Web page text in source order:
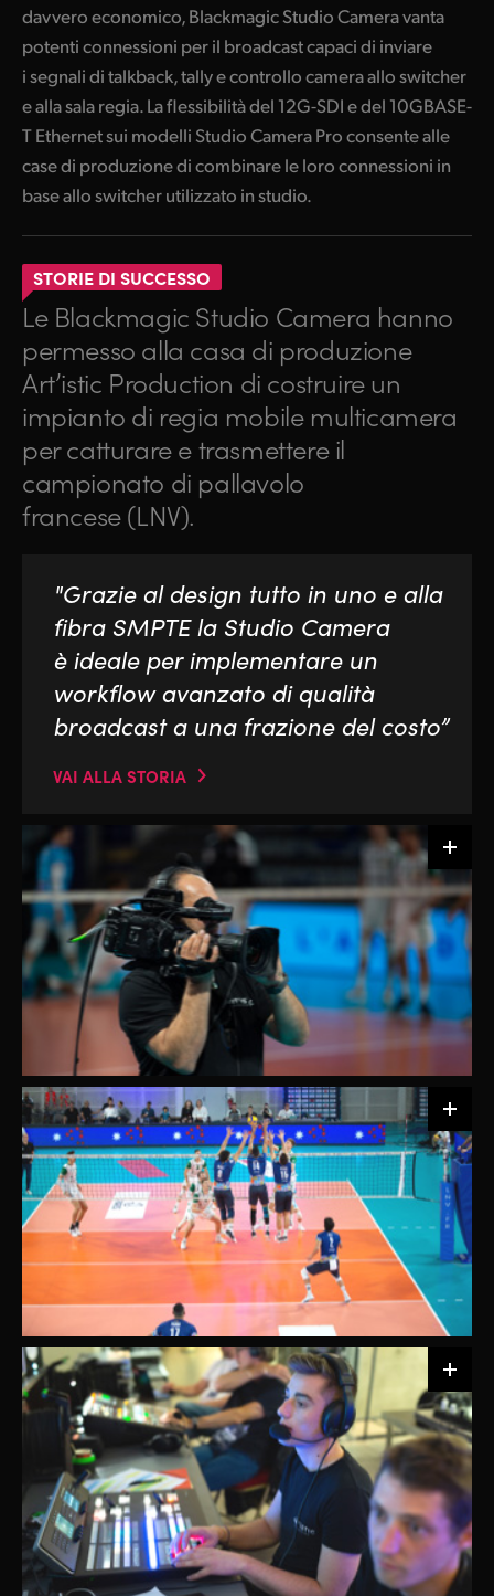
davvero economico, Blackmagic Studio Camera vanta
potenti connessioni per il broadcast capaci di inviare
i segnali di talkback, tally e controllo camera allo switcher
e alla sala regia. La flessibilità del 12G-SDI e del 10GBASE-
T Ethernet sui modelli Studio Camera Pro consente alle
case di produzione di combinare le loro connessioni in
base allo switcher utilizzato in studio.
STORIE DI SUCCESSO
Le Blackmagic Studio Camera hanno
permesso alla casa di produzione
Art’istic Production di costruire un
impianto di regia mobile multicamera
per catturare e trasmettere il
campionato di pallavolo
francese (LNV).
"Grazie al design tutto in uno e alla
fibra SMPTE la Studio Camera
è ideale per implementare un
workflow avanzato di qualità
broadcast a una frazione del costo”
VAI ALLA STORIA